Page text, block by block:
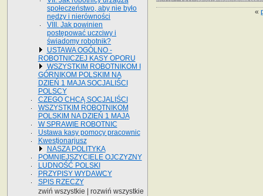
«
społeczeństwo, aby nie było
nędzy i nierówności
VIII. Jak powinien
postępować uczciwy i
świadomy robotnik?
USTAWA OGÓLNO -
ROBOTNICZEJ KASY OPORU
WSZYSTKIM ROBOTNIKOM I
GÓRNIKOM POLSKIM NA
DZIEŃ 1 MAJA SOCJALIŚCI
POLSCY
CZEGO CHCĄ SOCJALIŚCI
WSZYSTKIM ROBOTNIKOM
POLSKIM NA DZIEŃ 1 MAJA
W SPRAWIE ROBOTNIC
Ustawa kasy pomocy pracownic
Kwestjonarjusz
NASZA POLITYKA
POMNIEJSZYCIELE OJCZYZNY
LUDNOŚĆ POLSKI
PRZYPISY WYDAWCY
SPIS RZECZY
zwiń wszystkie | rozwiń wszystkie